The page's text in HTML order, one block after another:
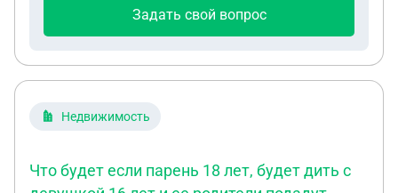
Задать свой вопрос
Недвижимость
Что будет если парень 18 лет, будет дить с